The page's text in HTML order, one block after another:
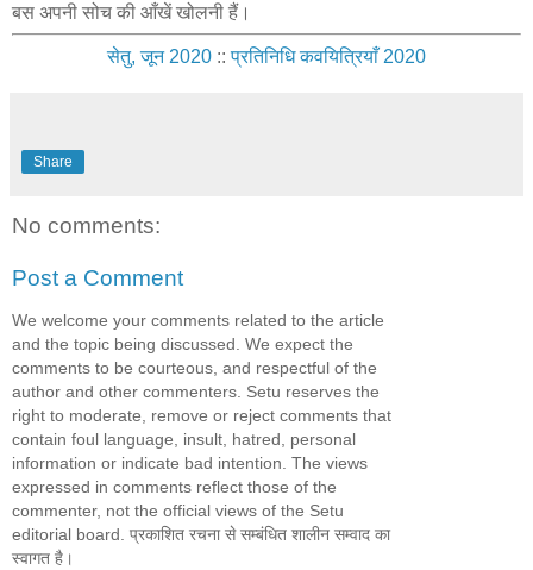
बस अपनी सोच की आँखें खोलनी हैं।
सेतु, जून 2020 ::प्रतिनिधि कवयित्रियाँ 2020
Share
No comments:
Post a Comment
We welcome your comments related to the article
and the topic being discussed. We expect the
comments to be courteous, and respectful of the
author and other commenters. Setu reserves the
right to moderate, remove or reject comments that
contain foul language, insult, hatred, personal
information or indicate bad intention. The views
expressed in comments reflect those of the
commenter, not the official views of the Setu
editorial board. प्रकाशित रचना से सम्बंधित शालीन सम्वाद का
स्वागत है।